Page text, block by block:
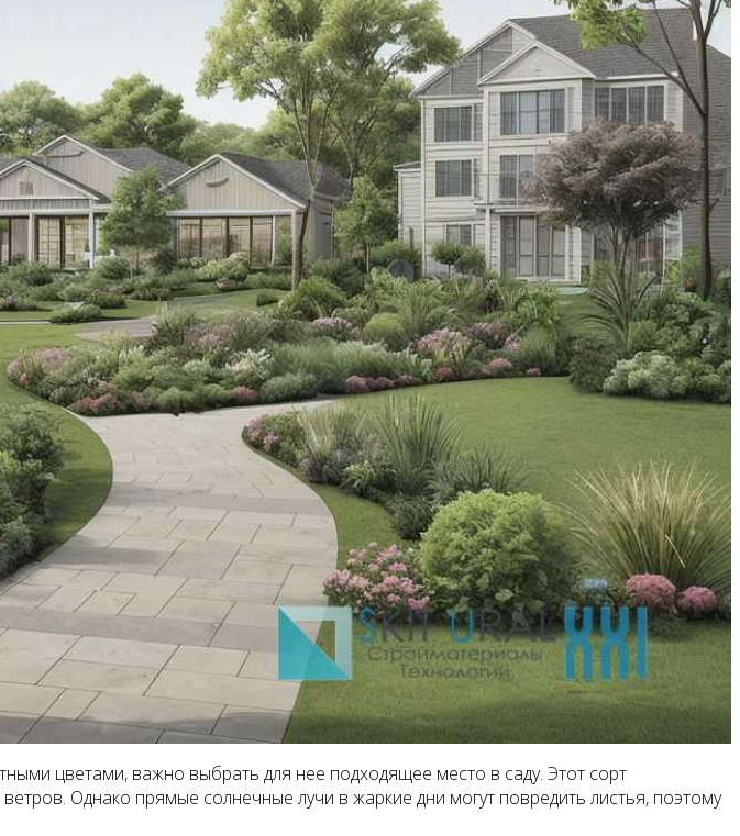
цветами, важно выбрать для нее подходящее место в саду. Этот сорт
Однако прямые солнечные лучи в жаркие дни могут повредить листья, поэтому